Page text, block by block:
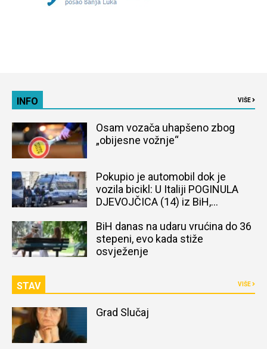
INFO VIŠE
Osam vozača uhapšeno zbog
„obijesne vožnje“
Pokupio je automobil dok je
vozila bicikl: U Italiji POGINULA
DJEVOJČICA (14) iz BiH,
BiH danas na udaru vrućina do 36
stepeni, evo kada stiže
osvježenje
STAV VIŠE
Grad Slučaj